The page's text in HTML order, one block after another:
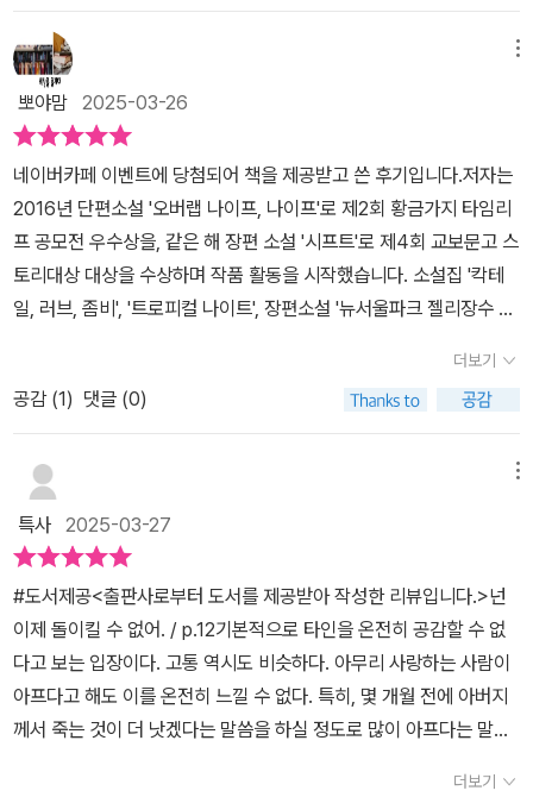
시나 타인의 능력과 그에 수반되는 것들을 대수롭지 않게 여기는 자
들. 권선징악의 흐름을 기대한다면 한승목 형제의 끝은 우리가 원하
는 수순으로 이어지겠지만 왠지 모르게 찬이가 그보다 더 빨리 이 생
활을 끝낼 듯 하다. 사람의 욕심이란게 끝이 없거든. 한승목 형제 또한
별반 다를 바 없는 욕망 가득한 인간이니 그를 가만히 냅두진 않을 듯
하다.​무수한 가정들 속에서도 어떠한 이유인지 찬은 란을 지키려했
고, 란은 찬이 자신때문에 한승목 형제의 거위로 사는거라 생각했다.
란이 생각하기엔 찬에게 자신은 짐이 될 수 밖에 없고, 계속 챙겨줘야
하는 거추장스러운 존재로 치부했고, 찬은 반대로 자신에게 가장 애
더욱 애틋 할 수록 애절한 끝으로 이어지는게 아쉽기만하다. ​📖그토
록 기적을 찾아 헤맸는데 돌아온 건 차갑고 괴이한 진실뿐이다. 자신
의 목숨을 담보로 걸어야만 겨우 이룰 수 있는 것이었다. 대가 없는 기
적, 정말 그런 게 존재할리 있냐고 온 세상이 자신에게 다그치는 것만
같았다.대가 없는 기적은 없고, 희생 없는 간절함도 없다. 그건 나를
갈아 넣더라도 상대만 괜찮다면 나 역시 대수롭지 않은 것이라고 여
기는 마음에 대한 답변이기도 했다. 계산적으로 봐도 맞지 않고, 수지
타산이 맞지 않아 손해보는 장사라 혀를 끌끌 차더라도 일단 되면 하
게되는 인생 장사였다.📖'왜 사람들은 안 되는 것을 되게 하기 위해
자신의 모든걸 거는 걸까요? 어떻게 스스로를 버리고 타인을 희생시
키면서까지 무언가를 바랄 수 있죠? 어렸을 땐 그저 인간이란 이기적
인 존재이기 때문이라고 생각했어요. 그런데 어떤 이들을 보며나, 가
게 목격되고 만다. 탈출은 실패로 끝났고 한승목과 한승태에게 찬이
라는 인물은 돈줄이었기 때문에 계속 찬을 이용하여 돈을 벌고 교주
인 한승목은 신적인 존재로 추앙받는다. 황금알을 낳는 거위를 가진
한승목 형제는 거기에서 그치지 않고 유명한 국회의원의 병을 납치한
아이에게 옮겨 막대한 돈을 받으며 자신들의 욕심을 채워 나간다. 찬
은 불쌍한 아이들이 이유도 없이 병을 얻고 죽어나가는 것에 죄책감
이 들었지만 안하겠다고 하면 한승목 형제가 란을 죽이겠다고 협박하
여 어쩔수 없이 그들의 명령에 따를 수 밖에 없다.'고통은 타인에게 옮
겨질 뿐 줄거나 커지거나 사라지지 않았다.'시프트 p.124찬의 이 기
적 같은 능력은 축복일까, 저주일까. 차라리 찬의 능력이 타인의 병을
없애는 것이라면 좋았을 텐데 고통을 타인에게 옮겨 주는 것이라니.
이야기 후반은 란의 복수에 초점이 맞추어진다. 찬이 자신을 구하다
에게 그대로 옮겨왔기 때문에 란에게도 고통을 옮기는 능력이 생기고
란은 이 능력을 이용해서 복수할 날만을 기다린다. 한승목 형제에 이
어 부패한 국회의원을 이창 형사와 함께 손잡고 처단하는 란. 이창 형
사의 조카인 채린이의 병을 국회의원에게 옮기는 과정은 통쾌하면서
도 아슬아슬하다. 이창 형사에게도 조카 채린이를 위해서 란은 필요
한 존재였지만 란을 회유하는 과정이 강압적이거나 이기적이지 않았
다. 그래서 란은 이창 형사에게 마음을 연 것이 아닐까. 지난날, 찬과
란 때문에 죄 없는 아이들이 죽어간 것에 마음이 괴로워 채린을 꼭 구
부분은 개연성이 조금 떨어지고 억지스러운 부분이기도 하다. 나에
뽀야맘 2025-03-26
네이버카페 이벤트에 당첨되어 책을 제공받고 쓴 후기입니다.저자는
2016년 단편소설 '오버랩 나이프, 나이프'로 제2회 황금가지 타임리
프 공모전 우수상을, 같은 해 장편 소설 '시프트'로 제4회 교보문고 스
토리대상 대상을 수상하며 작품 활동을 시작했습니다. 소설집 '칵테
일, 러브, 좀비', '트로피컬 나이트', 장편소설 '뉴서울파크 젤리장수 대
산가옥의 유령', 연작 소설집 '꿰맨 눈의 마을', 단편소설 '만조를 기다
리며' 등을 썼습니다. 그럼, 저자의 첫 장편소설 <시프트>를 보겠습
니다.인적 없는 해변의 폐건물에서 한 구의 변사체가 발견되었습니
다. 신고자는 어른들 몰래 데이트를 하려던 고교생 커플이었습니다.
변사체는 피 웅덩이 한가운데 반쯤 잠겨 있었는데, 얼굴 한쪽은 괴사
되었고 전신에 크고 작은 타박상이 가득했습니다. 옆에는 날이 고르
지 않은 식칼 한 자루가 놓여 있었습니다. 사망 추정 시각은 4월 3일
오후 9시경, 사인은 자상에 의한 과다 출혈이지만 조사해 보니 이상
한 점이 한두 가지가 아닙니다. 사망자는 55세 한승목으로 10년 전
천령교라는 사이비의 교주였는데 홍콩, 마카오 등을 전전하다가 얼마
전에 한국으로 돌아왔습니다. 가족 사항은 세 살 아래 한승태라는 남
동생이 있는데 소재 파악이 안 되고 있습니다. 그리고 지하실에서 죽
은 이가 자필로 작성한 것으로 추정되는 노트가 발견되었는데, 2003
더보기
공감 (1) 댓글 (0)
특사 2025-03-27
#도서제공<출판사로부터 도서를 제공받아 작성한 리뷰입니다.>넌
이제 돌이킬 수 없어. / p.12​기본적으로 타인을 온전히 공감할 수 없
다고 보는 입장이다. 고통 역시도 비슷하다. 아무리 사랑하는 사람이
아프다고 해도 이를 온전히 느낄 수 없다. 특히, 몇 개월 전에 아버지
께서 죽는 것이 더 낫겠다는 말씀을 하실 정도로 많이 아프다는 말씀
더보기